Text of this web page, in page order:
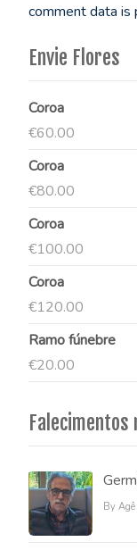
comment data is
Envie Flores
Coroa
€60.00
Coroa
€80.00
Coroa
€100.00
Coroa
€120.00
Ramo fúnebre
€20.00
Falecimentos
By